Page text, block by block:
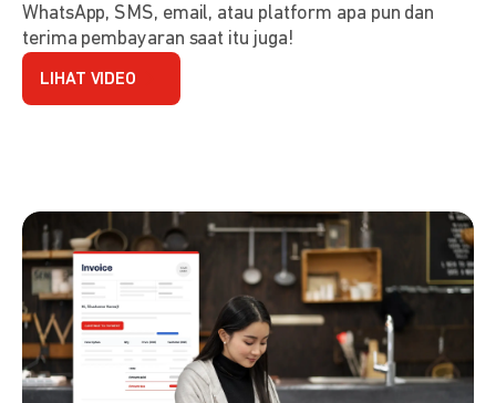
WhatsApp, SMS, email, atau platform apa pun dan
terima pembayaran saat itu juga!
LIHAT VIDEO